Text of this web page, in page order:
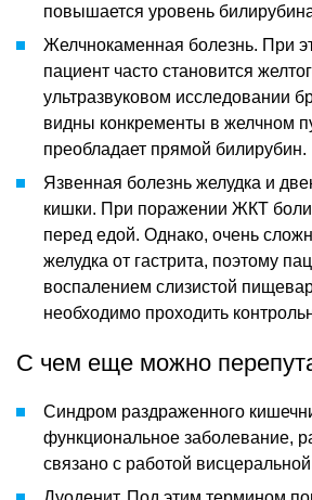
повышается уровень
Желчнокаменная болезнь. При
пациент часто становится
ультразвуковом исследовании
видны конкременты в желчном
преобладает прямой билирубин.
Язвенная болезнь желудка и
кишки. При поражении ЖКТ боли
перед едой. Однако, очень
желудка от гастрита, поэтому
воспалением слизистой
необходимо проходить
С чем еще можно
Синдром раздраженного
функциональное заболевание,
связано с работой